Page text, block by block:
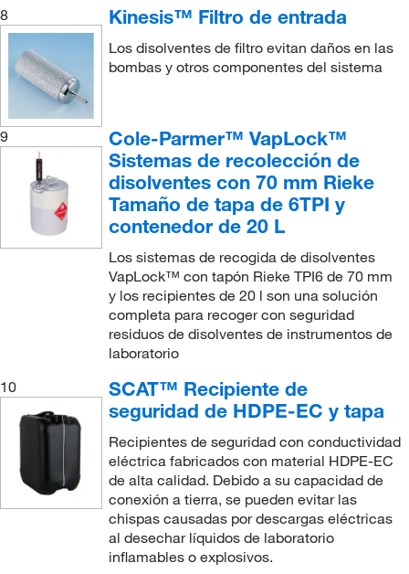
8 Kinesis™ Filtro de entrada
Los disolventes de filtro evitan daños en las
bombas y otros componentes del sistema
9
Cole-Parmer™ VapLock™
Sistemas de recolección de
disolventes con 70 mm Rieke
Tamaño de tapa de 6TPI y
contenedor de 20 L
Los sistemas de recogida de disolventes
VapLock™ con tapón Rieke TPI6 de 70 mm
y los recipientes de 20 l son una solución
completa para recoger con seguridad
residuos de disolventes de instrumentos de
laboratorio
10
SCAT™ Recipiente de
seguridad de HDPE-EC y tapa
Recipientes de seguridad con conductividad
eléctrica fabricados con material HDPE-EC
de alta calidad. Debido a su capacidad de
conexión a tierra, se pueden evitar las
chispas causadas por descargas eléctricas
al desechar líquidos de laboratorio
inflamables o explosivos.